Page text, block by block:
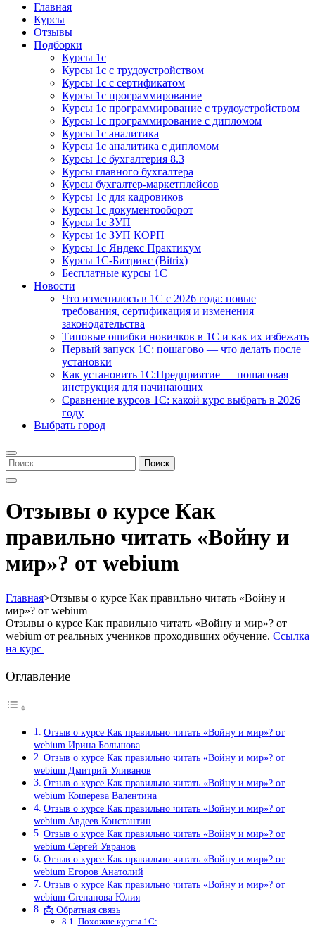
Курсы 1С
Курсы 1С официальная сертификация
Главная
Курсы
Отзывы
Подборки
Курсы 1с
Курсы 1с с трудоустройством
Курсы 1с с сертификатом
Курсы 1с программирование
Курсы 1с программирование с трудоустройством
Курсы 1с программирование с дипломом
Курсы 1с аналитика
Курсы 1с аналитика с дипломом
Курсы 1с бухгалтерия 8.3
Курсы главного бухгалтера
Курсы бухгалтер-маркетплейсов
Курсы 1с для кадровиков
Курсы 1с документооборот
Курсы 1с ЗУП
Курсы 1с ЗУП КОРП
Курсы 1с Яндекс Практикум
Курсы 1С-Битрикс (Bitrix)
Бесплатные курсы 1С
Новости
Что изменилось в 1С с 2026 года: новые
требования, сертификация и изменения
законодательства
Типовые ошибки новичков в 1С и как их избежать
Первый запуск 1С: пошагово — что делать после
установки
Как установить 1С:Предприятие — пошаговая
инструкция для начинающих
Сравнение курсов 1С: какой курс выбрать в 2026
году
Выбрать город
Найти:
Отзывы о курсе Как
правильно читать «Войну и
мир»? от webium
Главная>Отзывы о курсе Как правильно читать «Войну и
мир»? от webium
Отзывы о курсе Как правильно читать «Войну и мир»? от
webium от реальных учеников проходивших обучение. Ссылка
на курс
Оглавление
Отзыв о курсе Как правильно читать «Войну и мир»? от
webium Ирина Большова
Отзыв о курсе Как правильно читать «Войну и мир»? от
webium Дмитрий Уливанов
Отзыв о курсе Как правильно читать «Войну и мир»? от
webium Кошерева Валентина
Отзыв о курсе Как правильно читать «Войну и мир»? от
webium Авдеев Константин
Отзыв о курсе Как правильно читать «Войну и мир»? от
webium Сергей Увранов
Отзыв о курсе Как правильно читать «Войну и мир»? от
webium Егоров Анатолий
Отзыв о курсе Как правильно читать «Войну и мир»? от
webium Степанова Юлия
📩 Обратная связь
Похожие курсы 1С: